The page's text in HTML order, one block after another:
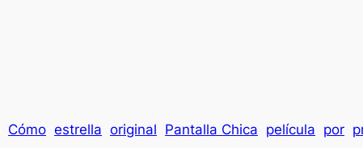
Cómo estrella original Pantalla Chica película por